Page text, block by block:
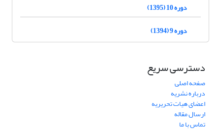
دوره 10 (1395)
دوره 9 (1394)
دسترسی سریع
صفحه اصلی
درباره نشریه
اعضای هیات تحریریه
ارسال مقاله
تماس با ما